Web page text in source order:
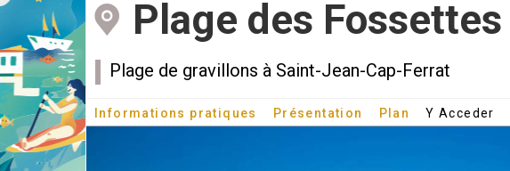
Plage des Fossettes
Plage de gravillons à Saint-Jean-Cap-Ferrat
Informations pratiques Présentation Plan Y Acceder